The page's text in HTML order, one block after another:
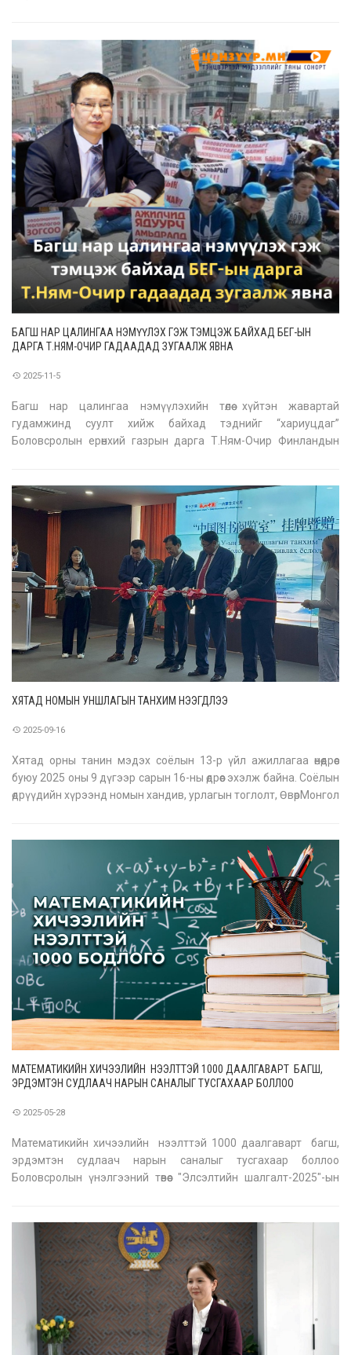
томуу төст өвчний үүсгэгчийн 6
БАГШ НАР ЦАЛИНГАА НЭМҮҮЛЭХ ГЭЖ ТЭМЦЭЖ БАЙХАД БЕГ-ЫН
ДАРГА Т.НЯМ-ОЧИР ГАДААДАД ЗУГААЛЖ ЯВНА
2025-11-5
Багш нар цалингаа нэмүүлэхийн төлөө хүйтэн жавартай
гудамжинд суулт хийж байхад тэднийг “хариуцдаг”
Боловсролын ерөнхий газрын дарга Т.Ням-Очир Финландын
байх вэ. Санхүүгийн асуудлыг хариуцд
ХЯТАД НОМЫН УНШЛАГЫН ТАНХИМ НЭЭГДЛЭЭ
2025-09-16
Хятад орны танин мэдэх соёлын 13-р үйл ажиллагаа өнөөдрөөс
буюу 2025 оны 9 дүгээр сарын 16-ны өдрөөс эхэлж байна. Соёлын
өдрүүдийн хүрээнд номын хандив, урлагын тоглолт, ӨвөрМонгол
МАТЕМАТИКИЙН ХИЧЭЭЛИЙН НЭЭЛТТЭЙ 1000 ДААЛГАВАРТ БАГШ,
ЭРДЭМТЭН СУДЛААЧ НАРЫН САНАЛЫГ ТУСГАХААР БОЛЛОО
2025-05-28
Математикийн хичээлийн нээлттэй 1000 даалгаварт багш,
эрдэмтэн судлаач нарын саналыг тусгахаар боллоо
Боловсролын үнэлгээний төвөөс "Элсэлтийн шалгалт-2025"-ын
хүүхдүүд цээжлэх бөгөө